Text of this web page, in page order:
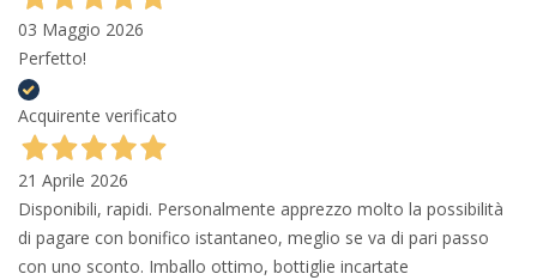
03 Maggio 2026
Perfetto!
Acquirente verificato
21 Aprile 2026
Disponibili, rapidi. Personalmente apprezzo molto la possibilità
di pagare con bonifico istantaneo, meglio se va di pari passo
con uno sconto. Imballo ottimo, bottiglie incartate